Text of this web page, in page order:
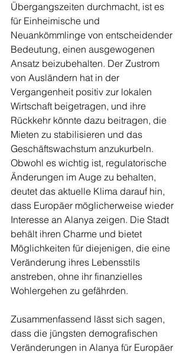
Übergangszeiten durchmacht, ist es
für Einheimische und
Neuankömmlinge von entscheidender
Bedeutung, einen ausgewogenen
Ansatz beizubehalten. Der Zustrom
von Ausländern hat in der
Vergangenheit positiv zur lokalen
Wirtschaft beigetragen, und ihre
Rückkehr könnte dazu beitragen, die
Mieten zu stabilisieren und das
Geschäftswachstum anzukurbeln.
Obwohl es wichtig ist, regulatorische
Änderungen im Auge zu behalten,
deutet das aktuelle Klima darauf hin,
dass Europäer möglicherweise wieder
Interesse an Alanya zeigen. Die Stadt
behält ihren Charme und bietet
Möglichkeiten für diejenigen, die eine
Veränderung ihres Lebensstils
anstreben, ohne ihr finanzielles
Wohlergehen zu gefährden.
Zusammenfassend lässt sich sagen,
dass die jüngsten demografischen
Veränderungen in Alanya für Europäer